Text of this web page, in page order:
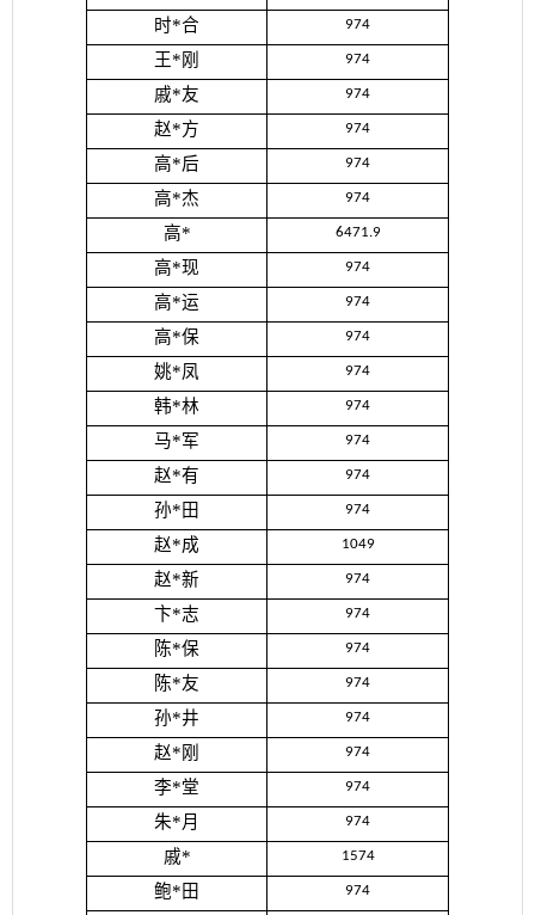
时*合 974
王*刚 974
戚*友 974
赵*方 974
高*后 974
高*杰 974
高* 6471.9
高*现 974
高*运 974
高*保 974
姚*凤 974
韩*林 974
马*军 974
赵*有 974
孙*田 974
赵*成 1049
赵*新 974
卞*志 974
陈*保 974
陈*友 974
孙*井 974
赵*刚 974
李*堂 974
朱*月 974
戚* 1574
鲍*田 974